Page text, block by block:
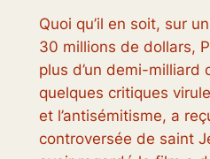
Quoi qu’il en soit, sur
30 millions de dollars,
plus d’un demi-milliard
quelques critiques
et l’antisémitisme, a
controversée de saint